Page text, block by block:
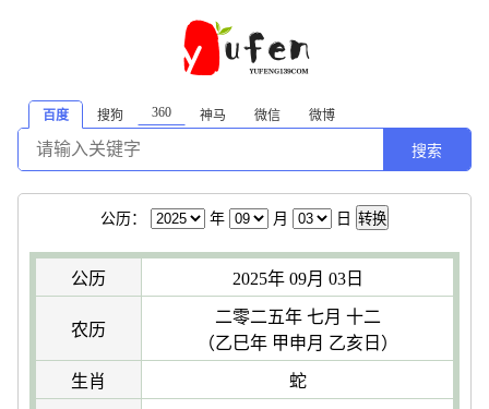
百度 搜狗 360 神马 微信 微博
搜索
公历： 年 月 日 转换
公历 2025年 09月 03日
农历
二零二五年 七月 十二
（乙巳年 甲申月 乙亥日）
生肖 蛇